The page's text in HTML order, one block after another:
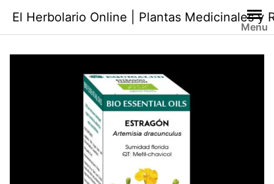
contenido
El Herbolario Online | Plantas Medicinales y
Menu